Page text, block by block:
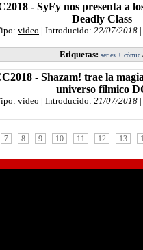
- SyFy nos presenta a
Deadly Class
video | Introducido: 22/07/2018
Etiquetas: series + cómic
- Shazam! trae la
universo fílmico
video | Introducido: 21/07/2018
7 8 9 10 11 12 13